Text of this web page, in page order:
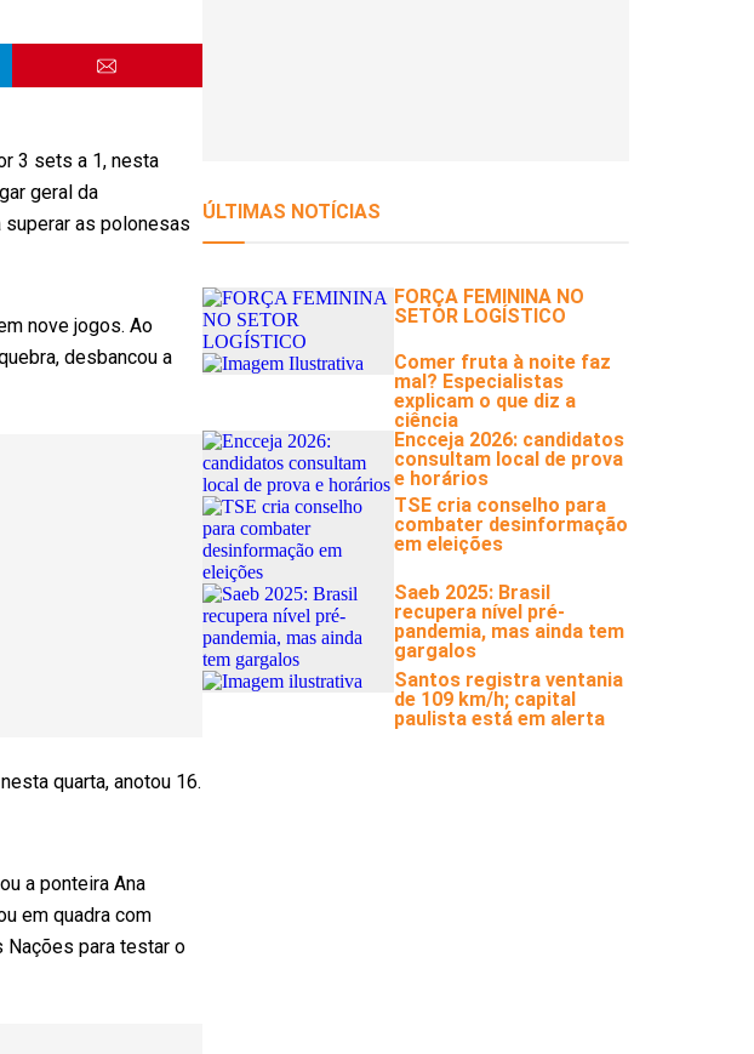
3 sets a 1, nesta
geral da
superar as polonesas
nove jogos. Ao
desbancou a
quarta, anotou 16.
a ponteira Ana
em quadra com
Nações para testar o